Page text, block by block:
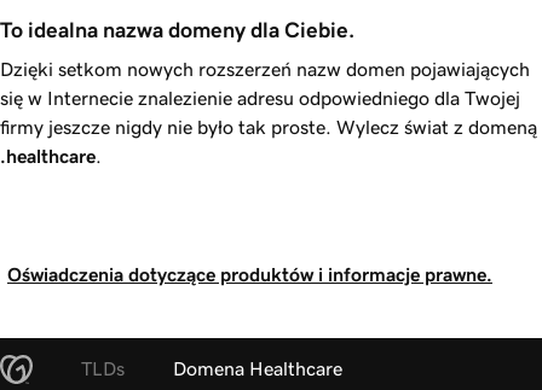
To idealna nazwa domeny dla Ciebie.
Dzięki setkom nowych rozszerzeń nazw domen pojawiających
się w Internecie znalezienie adresu odpowiedniego dla Twojej
firmy jeszcze nigdy nie było tak proste. Wylecz świat z domeną
.healthcare
Oświadczenia dotyczące produktów i informacje prawne.
TLDs Domena Healthcare